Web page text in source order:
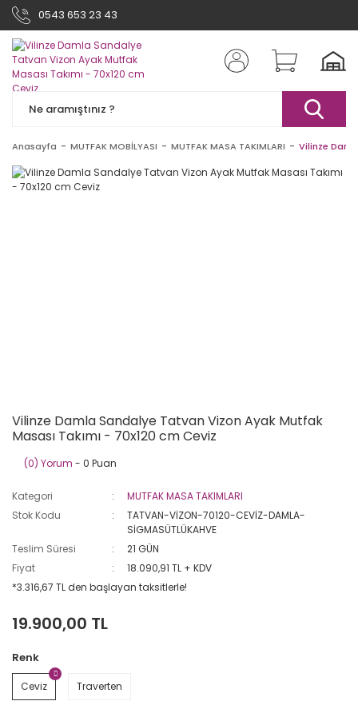
0543 653 23 43
Anasayfa MUTFAK MOBİLYASI MUTFAK MASA TAKIMLARI Vilinze
Vilinze Damla Sandalye Tatvan Vizon Ayak Mutfak
Masası Takımı - 70x120 cm Ceviz
(0) Yorum - 0 Puan
Kategori
MUTFAK MASA TAKIMLARI
Stok Kodu
TATVAN-VİZON-70120-CEVİZ-DAMLA-
SİGMASÜTLÜKAHVE
Teslim Süresi
21 GÜN
Fiyat
18.090,91 TL + KDV
*3.316,67 TL den başlayan taksitlerle!
19.900,00 TL
Renk
Ceviz Traverten